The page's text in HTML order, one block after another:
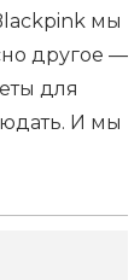
мы
другое —
для
И мы